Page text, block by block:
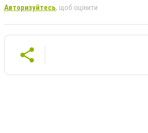
Авторизуйтесь, щоб оцінити